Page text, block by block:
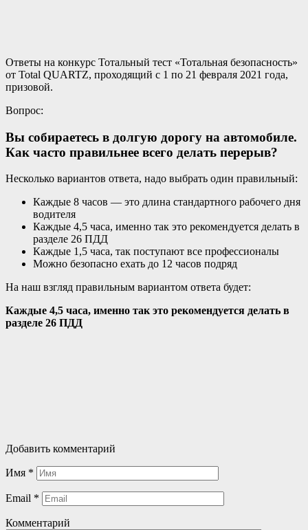
Ответы на конкурс Тотальный тест «Тотальная безопасность»
от Total QUARTZ, проходящий с 1 по 21 февраля 2021 года,
призовой.
Вопрос:
Вы собираетесь в долгую дорогу на автомобиле.
Как часто правильнее всего делать перерыв?
Несколько вариантов ответа, надо выбрать один правильный:
Каждые 8 часов — это длина стандартного рабочего дня
водителя
Каждые 4,5 часа, именно так это рекомендуется делать в
разделе 26 ПДД
Каждые 1,5 часа, так поступают все профессионалы
Можно безопасно ехать до 12 часов подряд
На наш взгляд правильным вариантом ответа будет:
Каждые 4,5 часа, именно так это рекомендуется делать в
разделе 26 ПДД
Добавить комментарий
Имя *
Email *
Комментарий